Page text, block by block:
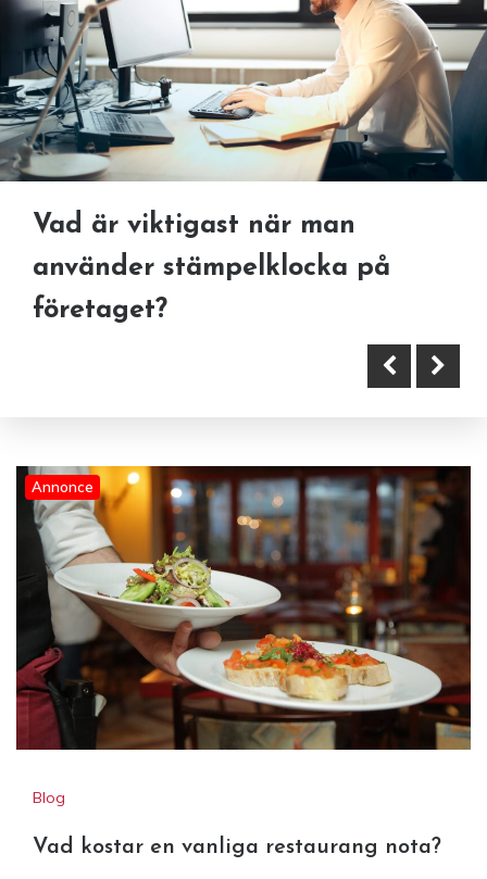
Vad kostar en vanliga
restaurang nota?
Vad är viktigaste när man
bygger vägar?
Vad är viktigast när man
använder stämpelklocka på
företaget?
Annonce
Blog
Vad kostar en vanliga restaurang nota?